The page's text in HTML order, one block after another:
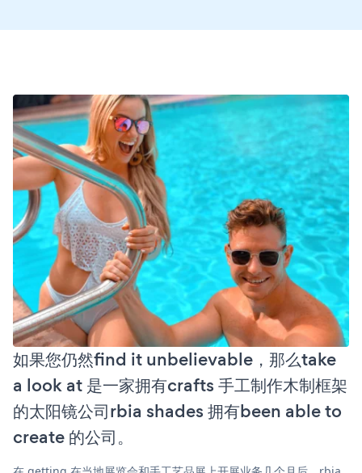
如果您仍然find it unbelievable，那么take
a look at 是一家拥有crafts 手工制作木制框架
的太阳镜公司rbia shades 拥有been able to
create 的公司。